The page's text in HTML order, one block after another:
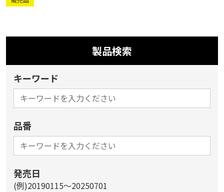
製品検索
キーワード
品番
発売日
(例)20190115～20250701